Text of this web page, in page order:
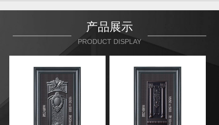
产品展示
PRODUCT DISPLAY